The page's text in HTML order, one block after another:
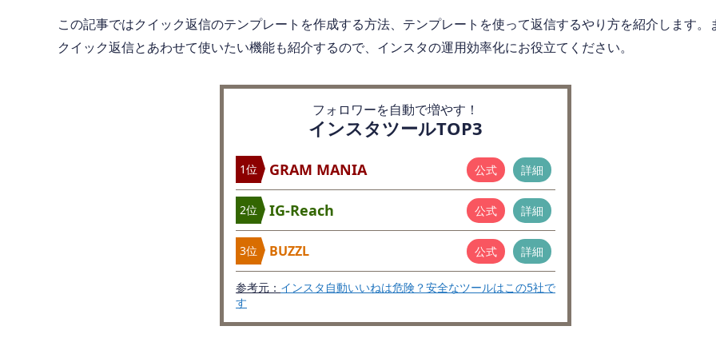
この記事ではクイック返信のテンプレートを作成する方法、テンプレートを使って返信するやり方を紹介します。
クイック返信とあわせて使いたい機能も紹介するので、インスタの運用効率化にお役立てください。
フォロワーを自動で増やす！
インスタツールTOP3
1位 GRAM MANIA 公式 詳細
2位 IG-Reach 公式 詳細
3位 BUZZL 公式 詳細
参考元： インスタ自動いいねは危険？安全なツールはこの5社で
す